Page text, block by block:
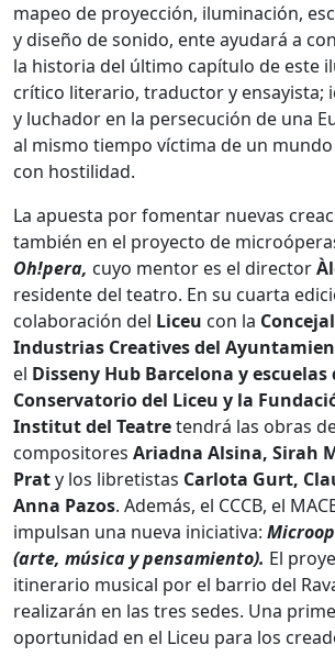
mapeo de proyección, iluminación,
y diseño de sonido, ente ayudará a
la historia del último capítulo de este
crítico literario, traductor y ensayista;
y luchador en la persecución de una
al mismo tiempo víctima de un
con hostilidad.
La apuesta por fomentar nuevas
también en el proyecto de
Oh!pera, cuyo mentor es el director
residente del teatro. En su cuarta
colaboración del Liceu con la
Industrias Creatives del
el Disseny Hub Barcelona y escuelas
Conservatorio del Liceu y la
Institut del Teatretendrá las obras
compositores Ariadna Alsina, Sirah
Praty los libretistas Carlota Gurt,
Anna Pazos. Además, el CCCB, el
impulsan una nueva iniciativa:
(arte, música y pensamiento). El
itinerario musical por el barrio del
realizarán en las tres sedes. Una
oportunidad en el Liceu para los